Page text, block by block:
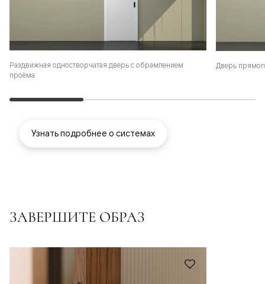
Раздвижная одностворчатая дверь с обрамлением
проёма
Дверь
Узнать подробнее о системах
ЗАВЕРШИТЕ ОБРАЗ